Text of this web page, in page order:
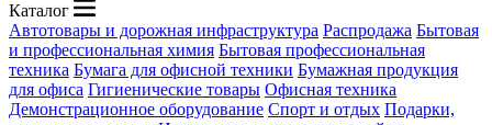
Каталог
Автотовары и дорожная инфраструктура Распродажа Бытовая
и профессиональная химия Бытовая профессиональная
техника Бумага для офисной техники Бумажная продукция
для офиса Гигиенические товары Офисная техника
Демонстрационное оборудование Спорт и отдых Подарки,